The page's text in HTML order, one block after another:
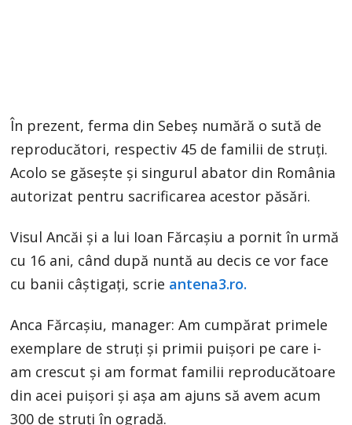
În prezent, ferma din Sebeș numără o sută de
reproducători, respectiv 45 de familii de struţi.
Acolo se găsește și singurul abator din România
autorizat pentru sacrificarea acestor păsări.
Visul Ancăi și a lui Ioan Fărcașiu a pornit în urmă
cu 16 ani, când după nuntă au decis ce vor face
cu banii câștigați, scrie antena3.ro.
Anca Fărcașiu, manager: Am cumpărat primele
exemplare de struți și primii puișori pe care i-
am crescut și am format familii reproducătoare
din acei puișori și așa am ajuns să avem acum
300 de struți în ogradă.